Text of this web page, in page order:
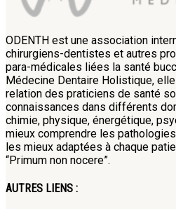
ODENTH est une association
chirurgiens-dentistes et autres
para-médicales liées la santé
Médecine Dentaire Holistique,
relation des praticiens de santé
connaissances dans différents
chimie, physique, énergétique,
mieux comprendre les
les mieux adaptées à chaque
“Primum non nocere”.
AUTRES LIENS :